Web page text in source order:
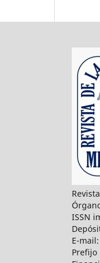
ISSN
E-mail:
Prefijo